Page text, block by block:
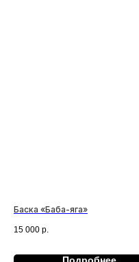
Баска «Баба-яга»
15 000 р.